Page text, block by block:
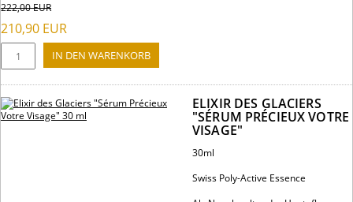
222,00EUR
210,90 EUR
ELIXIR DES GLACIERS
"SÉRUM PRÉCIEUX VOTRE
VISAGE"
30ml
Swiss Poly-Active Essence